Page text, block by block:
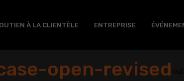
À LA CLIENTÈLE ENTREPRISE
open-revised